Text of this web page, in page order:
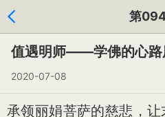
第
值遇明师——学佛的心
2020-07-08
承领丽娟菩萨的慈悲，